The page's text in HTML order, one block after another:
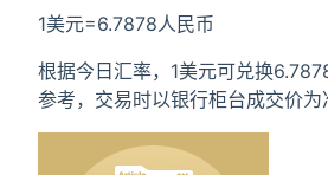
1美元=6.7878人民币
根据今日汇率，1美元可兑换
参考，交易时以银行柜台成交价为